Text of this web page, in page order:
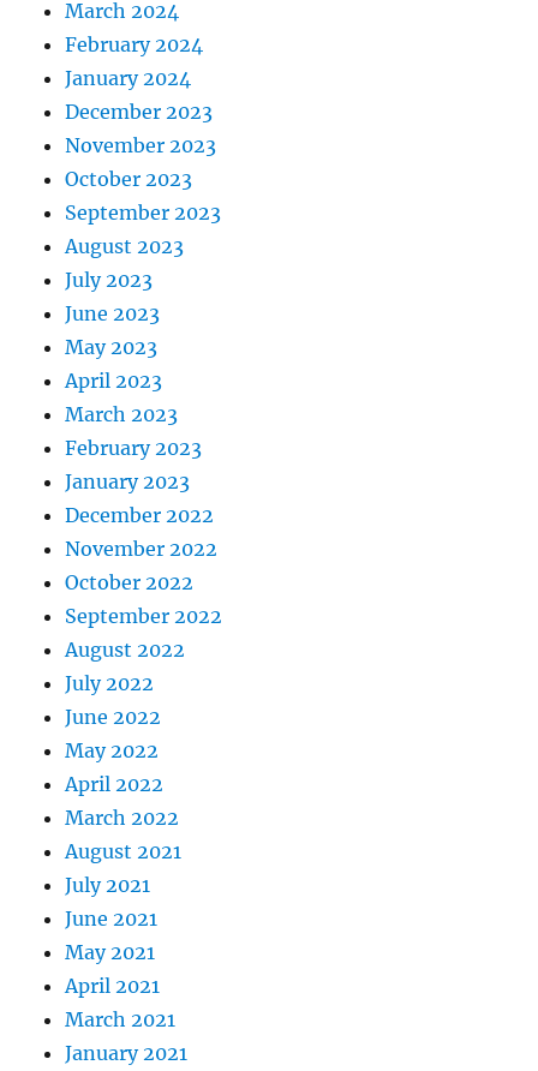
March 2024
February 2024
January 2024
December 2023
November 2023
October 2023
September 2023
August 2023
July 2023
June 2023
May 2023
April 2023
March 2023
February 2023
January 2023
December 2022
November 2022
October 2022
September 2022
August 2022
July 2022
June 2022
May 2022
April 2022
March 2022
August 2021
July 2021
June 2021
May 2021
April 2021
March 2021
January 2021